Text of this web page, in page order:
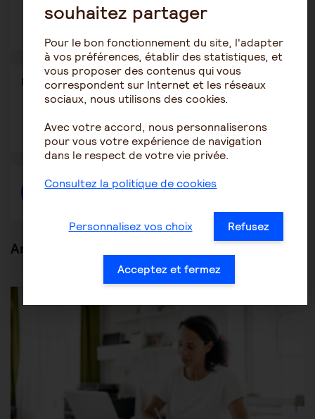
mandataire et tout son entourage.
Partager l'articlePartager
contenu
dans
une
autre
fenêtre
Ouvrir
dans
une
autre
fenêtre
dans
une
autre
fenêtre
Créer une discussion à propos de l'article
Articles en lien
Les mesures de protection juridique Le mandataire
souhaitez partager
Pour le bon fonctionnement du site, l'adapter
à vos préférences, établir des statistiques, et
vous proposer des contenus qui vous
correspondent sur Internet et les réseaux
sociaux, nous utilisons des cookies.
Avec votre accord, nous personnaliserons
pour vous votre expérience de navigation
dans le respect de votre vie privée.
Consultez la politique de cookies
Personnalisez vos choix Refusez
Acceptez et fermez